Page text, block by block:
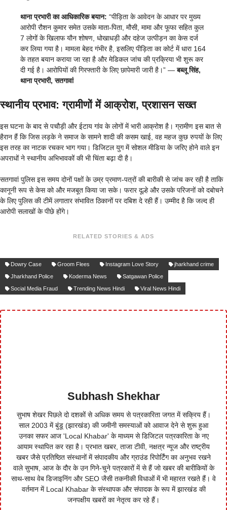
थाना प्रभारी का आधिकारिक बयान: “पीड़िता के आवेदन के आधार पर मुख्य
आरोपी रौशन कुमार समेत उसके माता-पिता, मौसी, मामा और फूफा सहित कुल
7 लोगों के खिलाफ यौन शोषण, धोखाधड़ी और दहेज उत्पीड़न का केस दर्ज
कर लिया गया है। मामला बेहद गंभीर है, इसलिए पीड़िता का कोर्ट में धारा 164
के तहत बयान कराया जा रहा है और मेडिकल जांच की प्रक्रिया भी शुरू कर
दी गई है। आरोपियों की गिरफ्तारी के लिए छापेमारी जारी है।” —बब्लू सिंह,
थाना प्रभारी, सतगावां
स्थानीय प्रभाव: ग्रामीणों में आक्रोश, प्रशासन सख्त
इस घटना के बाद से पचौड़ी और ईटाय गांव के लोगों में भारी आक्रोश है। ग्रामीण इस बात से
हैरान हैं कि जिस लड़के ने समाज के सामने शादी की कसम खाई, वह महज कुछ रुपयों के लिए
इस तरह का नाटक रचकर भाग गया। डिजिटल युग में सोशल मीडिया के जरिए होने वाले इन
अपराधों ने स्थानीय अभिभावकों की भी चिंता बढ़ा दी है।
सतगावां पुलिस इस समय दोनों पक्षों के उम्र प्रमाण-पत्रों की बारीकी से जांच कर रही है ताकि
कानूनी रूप से केस को और मजबूत किया जा सके। फरार दूल्हे और उसके परिजनों को दबोचने
के लिए पुलिस की टीमें लगातार संभावित ठिकानों पर दबिश दे रही हैं। उम्मीद है कि जल्द ही
आरोपी सलाखों के पीछे होंगे।
RELATED STORIES & ADS
Dowry Case Groom Flees Instagram Love Story
jharkhand crime
Jharkhand Police
Koderma News
Satgawan Police
Social Media Fraud
Trending News Hindi Viral News Hindi
Subhash Shekhar
सुभाष शेखर पिछले दो दशकों से अधिक समय से पत्रकारिता जगत में सक्रिय हैं।
साल 2003 में बुंडू (झारखंड) की जमीनी समस्याओं को आवाज देने से शुरू हुआ
उनका सफर आज 'Local Khabar' के माध्यम से डिजिटल पत्रकारिता के नए
आयाम स्थापित कर रहा है। प्रभात खबर, ताजा टीवी, नक्षत्र न्यूज और राष्ट्रीय
खबर जैसे प्रतिष्ठित संस्थानों में संपादकीय और ग्राउंड रिपोर्टिंग का अनुभव रखने
वाले सुभाष, आज के दौर के उन गिने-चुने पत्रकारों में से हैं जो खबर की बारीकियों के
साथ-साथ वेब डिजाइनिंग और SEO जैसी तकनीकी विधाओं में भी महारत रखते हैं। वे
वर्तमान में Local Khabar के संस्थापक और संपादक के रूप में झारखंड की
जनपक्षीय खबरों का नेतृत्व कर रहे हैं।